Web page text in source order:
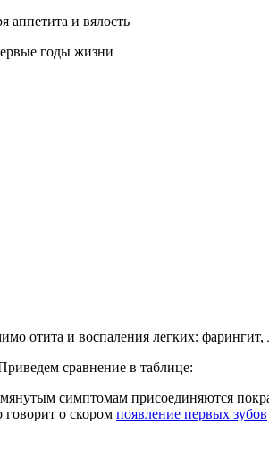
аппетита и вялость
годы жизни
отита и воспаления легких: фарингит,
сравнение в таблице:
симптомам присоединяются
о скором появление первых зубов